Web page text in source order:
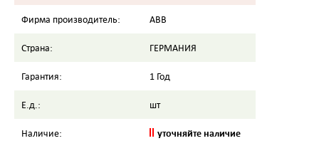
Фирма производитель: ABB
Страна: ГЕРМАНИЯ
Гарантия: 1 Год
Е.д.: шт
Наличие: уточняйте наличие